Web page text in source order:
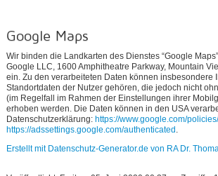
Google Maps
Wir binden die Landkarten des Dienstes “Google
Google LLC, 1600 Amphitheatre Parkway, Mountain
ein. Zu den verarbeiteten Daten können insbesondere
Standortdaten der Nutzer gehören, die jedoch nicht
(im Regelfall im Rahmen der Einstellungen ihrer
erhoben werden. Die Daten können in den USA
Datenschutzerklärung: https://www.google.com/
https://adssettings.google.com/authenticated
Erstellt mit Datenschutz-Generator.de von RA Dr.